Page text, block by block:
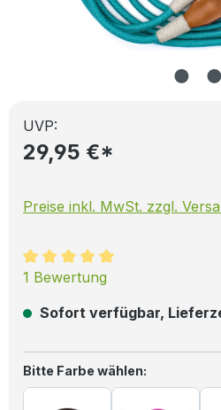
UVP:
29,95 €*
Preise inkl. MwSt. zzgl.
Durchschnittliche Bewertung
1 Bewertung
Sofort verfügbar,
Bitte Farbe wählen: